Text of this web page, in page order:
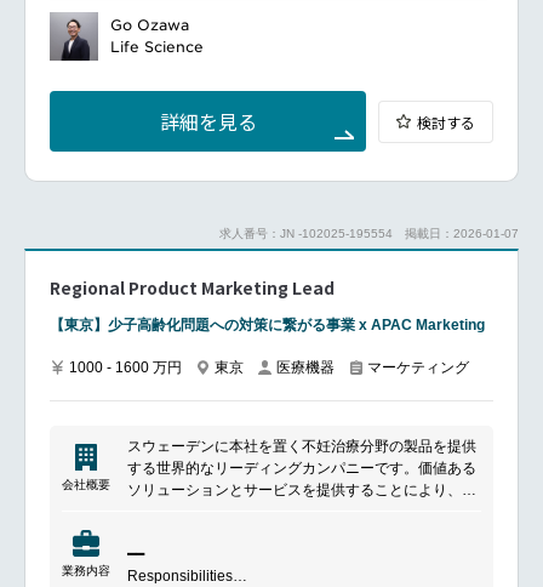
イムリーに実施
Go Ozawa
Life Science
詳細を見る 検討する
求人番号：JN -102025-195554 掲載日：2026-01-07
Regional Product Marketing Lead
【東京】少子高齢化問題への対策に繋がる事業 x APAC Marketing
1000 - 1600 万円 東京 医療機器 マーケティング
会社概要
スウェーデンに本社を置く不妊治療分野の製品を提供
する世界的なリーディングカンパニーです。価値ある
ソリューションとサービスを提供することにより、治
日本では、 不妊治療に使用されるタイムラプスインキ
ュベーター、培養液等のメディア、消耗品、またゲノ
業務内容
━━
Responsibilities